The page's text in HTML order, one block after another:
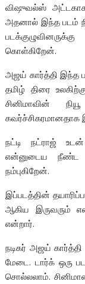
விஷுவல்ஸ்
அதனால் இந்த படம்
கொள்கிறேன்.
அஜய் கார்த்தி இந்த
தமிழ் திரை
சினிமாவின்
கவர்ச்சிகரமானதாக
நட்டி நட்ராஜ்
என்னுடைய நீண்ட
நம்புகிறேன்.
இப்படத்தின்
ஆகிய இருவரும்
என்றார்.
நடிகர் அஜய்
மேடை. டார்க் ஒரு
சொல்லலாம்.